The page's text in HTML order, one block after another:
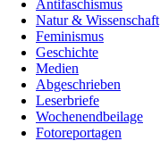
Antifaschismus
Natur & Wissenschaft
Feminismus
Geschichte
Medien
Abgeschrieben
Leserbriefe
Wochenendbeilage
Fotoreportagen